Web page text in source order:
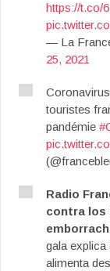
https://t.co/
— La
25, 2021
touristes
pandémie
Radio
contra los
gala explica
alimenta